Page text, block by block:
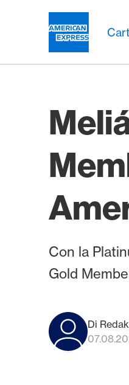
Con la
Gold
Di